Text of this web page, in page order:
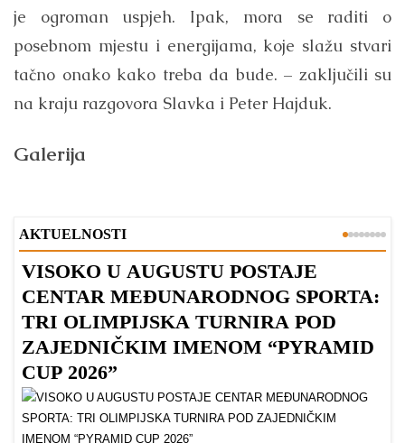
je ogroman uspjeh. Ipak, mora se raditi o
posebnom mjestu i energijama, koje slažu stvari
tačno onako kako treba da bude. – zaključili su
na kraju razgovora Slavka i Peter Hajduk.
Galerija
AKTUELNOSTI
VISOKO U AUGUSTU POSTAJE
CENTAR MEĐUNARODNOG SPORTA:
TRI OLIMPIJSKA TURNIRA POD
ZAJEDNIČKIM IMENOM “PYRAMID
CUP 2026”